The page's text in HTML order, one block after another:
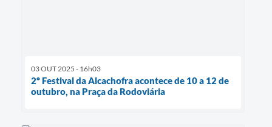
03 OUT 2025 - 16h03
2º Festival da Alcachofra acontece de 10 a 12 de
outubro, na Praça da Rodoviária